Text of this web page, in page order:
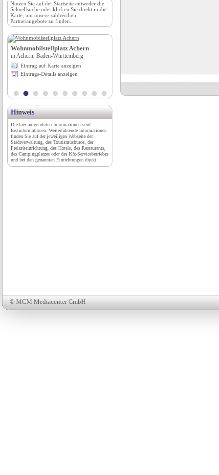
© MCM Mediacenter GmbH
Nutzen Sie auf der Startseite entweder die
Schnellsuche oder klicken Sie direkt in die
Karte, um unsere zahlreichen
Partnerangebote zu finden.
Wohnmobilstellplatz Achern
in Achern, Baden-Württemberg
Eintrag auf Karte anzeigen
Eintrags-Details anzeigen
Eintrags-Details anzeigen
Hinweis
Die hier aufgeführten Informationen sind
Erstinformationen. Weiterführende Informationen
finden Sie auf der jeweiligen Webseite der
Stadtverwaltung, des Tourismusbüros, der
Freizeiteinrichtung, des Hotels, des Restaurants,
des Campingplatzes oder des Kfz-Servicebetriebes
und bei den genannten Einrichtungen direkt.